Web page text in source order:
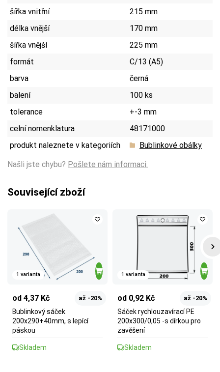
šířka vnitřní
215 mm
délka vnější
170 mm
šířka vnější
225 mm
formát
C/13 (A5)
barva
černá
balení
100 ks
tolerance
+-3 mm
celní nomenklatura
48171000
produkt naleznete v kategoriích
Bublinkové obálky
Našli jste chybu? Pošlete nám informaci.
Související zboží
1 varianta
od 4,37 Kč až -20%
Bublinkový sáček
200x290+40mm, s lepící
páskou
Skladem
1 varianta
od 0,92 Kč až -20%
Sáček rychlouzavírací PE
200x300/0,05 -s dírkou pro
zavěšení
Skladem